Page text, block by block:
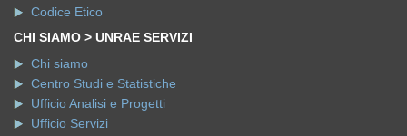
Codice Etico
CHI SIAMO > UNRAE SERVIZI
Chi siamo
Centro Studi e Statistiche
Ufficio Analisi e Progetti
Ufficio Servizi